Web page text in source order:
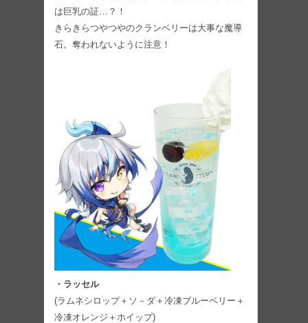
は巨乳の証…？！
きらきらつやつやのクランベリーは大事な魔導
石。奪われないように注意！
・ラッセル
(ラムネシロップ＋ソ－ダ＋冷凍ブルーベリー＋
冷凍オレンジ＋ホイップ)